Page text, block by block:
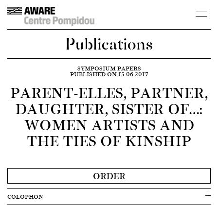
Publications
SYMPOSIUM PAPERS
PUBLISHED ON 15.06.2017
PARENT-ELLES, PARTNER,
DAUGHTER, SISTER OF…:
WOMEN ARTISTS AND
THE TIES OF KINSHIP
ORDER
COLOPHON